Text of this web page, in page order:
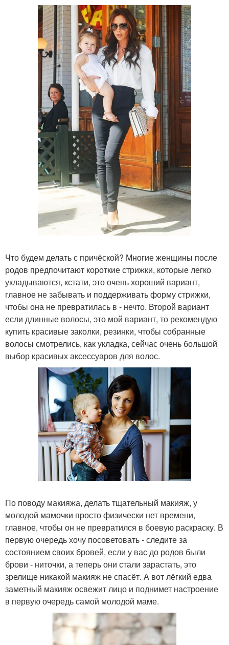
Что будем делать с причёской? Многие женщины после
родов предпочитают короткие стрижки, которые легко
укладываются, кстати, это очень хороший вариант,
главное не забывать и поддерживать форму стрижки,
чтобы она не превратилась в - нечто. Второй вариант
если длинные волосы, это мой вариант, то рекомендую
купить красивые заколки, резинки, чтобы собранные
волосы смотрелись, как укладка, сейчас очень большой
выбор красивых аксессуаров для волос.
По поводу макияжа, делать тщательный макияж, у
молодой мамочки просто физически нет времени,
главное, чтобы он не превратился в боевую раскраску. В
первую очередь хочу посоветовать - следите за
состоянием своих бровей, если у вас до родов были
брови - ниточки, а теперь они стали зарастать, это
зрелище никакой макияж не спасёт. А вот лёгкий едва
заметный макияж освежит лицо и поднимет настроение
в первую очередь самой молодой маме.